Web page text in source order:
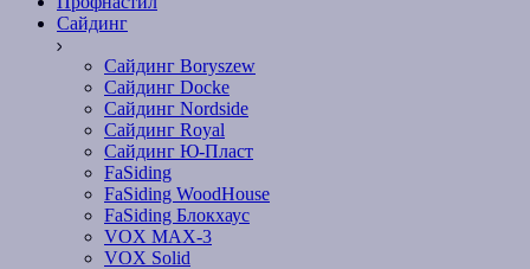
Сайдинг
Сайдинг Boryszew
Сайдинг Docke
Сайдинг Nordside
Сайдинг Royal
Сайдинг Ю-Пласт
FaSiding
FaSiding WoodHouse
FaSiding Блокхаус
VOX MAX-3
VOX Solid